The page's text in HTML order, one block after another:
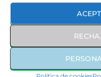
-Los mantenimientos
lo que
bien cuidados en
ruedas, distribuciónsi
seguridad.
-Puedes adquirir un